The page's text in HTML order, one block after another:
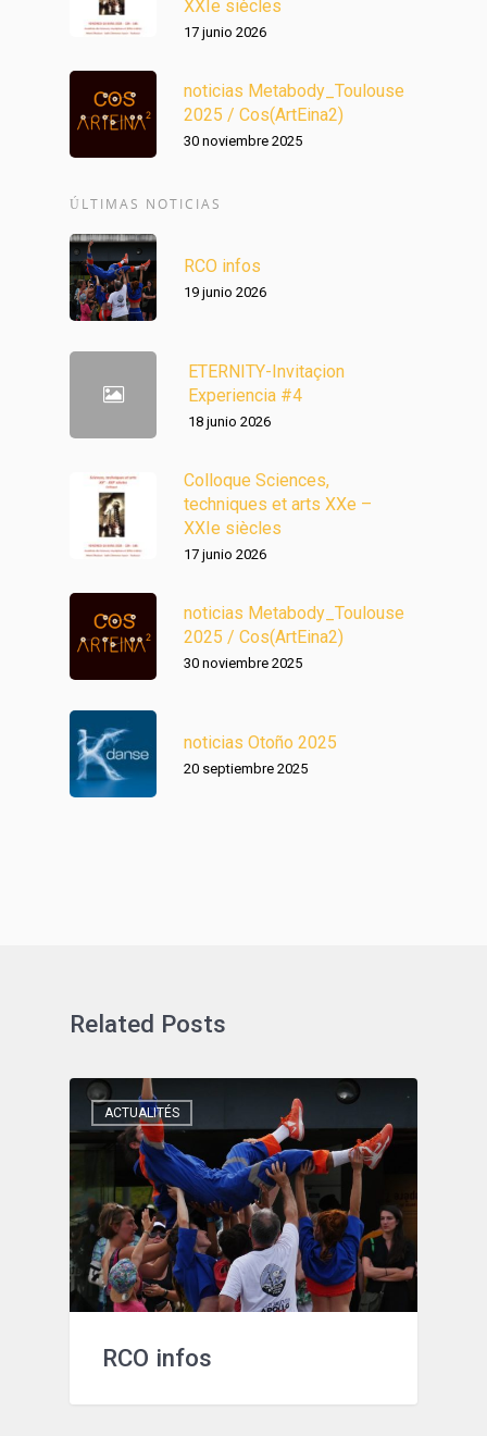
XXIe siècles
17 junio 2026
noticias Metabody_Toulouse
2025 / Cos(ArtEina2)
30 noviembre 2025
ÚLTIMAS NOTICIAS
RCO infos
19 junio 2026
ETERNITY-Invitaçion
Experiencia #4
18 junio 2026
Colloque Sciences,
techniques et arts XXe –
XXIe siècles
17 junio 2026
noticias Metabody_Toulouse
2025 / Cos(ArtEina2)
30 noviembre 2025
noticias Otoño 2025
20 septiembre 2025
Related Posts
ACTUALITÉS
RCO infos